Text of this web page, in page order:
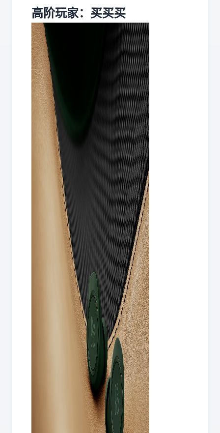
高阶玩家：买买买